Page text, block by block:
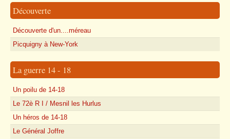
Découverte
Découverte d'un....méreau
Picquigny à New-York
La guerre 14 - 18
Un poilu de 14-18
Le 72è R I / Mesnil les Hurlus
Un héros de 14-18
Le Général Joffre